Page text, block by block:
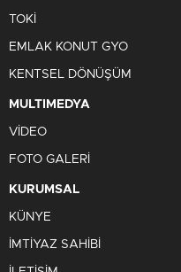
TOKİ
EMLAK KONUT GYO
KENTSEL DÖNÜŞÜM
MULTIMEDYA
VİDEO
FOTO GALERİ
KURUMSAL
KÜNYE
İMTİYAZ SAHİBİ